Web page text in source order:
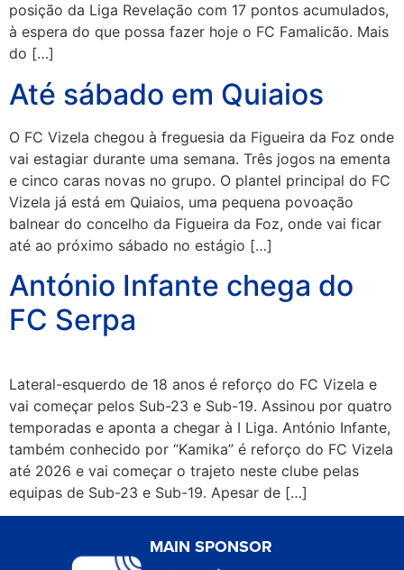
posição da Liga Revelação com 17 pontos acumulados,
à espera do que possa fazer hoje o FC Famalicão. Mais
do […]
Até sábado em Quiaios
O FC Vizela chegou à freguesia da Figueira da Foz onde
vai estagiar durante uma semana. Três jogos na ementa
e cinco caras novas no grupo. O plantel principal do FC
Vizela já está em Quiaios, uma pequena povoação
balnear do concelho da Figueira da Foz, onde vai ficar
até ao próximo sábado no estágio […]
António Infante chega do
FC Serpa
Lateral-esquerdo de 18 anos é reforço do FC Vizela e
vai começar pelos Sub-23 e Sub-19. Assinou por quatro
temporadas e aponta a chegar à I Liga. António Infante,
também conhecido por “Kamika” é reforço do FC Vizela
até 2026 e vai começar o trajeto neste clube pelas
equipas de Sub-23 e Sub-19. Apesar de […]
MAIN SPONSOR